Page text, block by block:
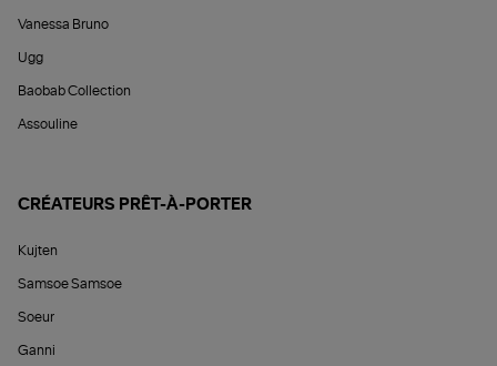
Vanessa Bruno
Ugg
Baobab Collection
Assouline
CRÉATEURS PRÊT-À-PORTER
Kujten
Samsoe Samsoe
Soeur
Ganni